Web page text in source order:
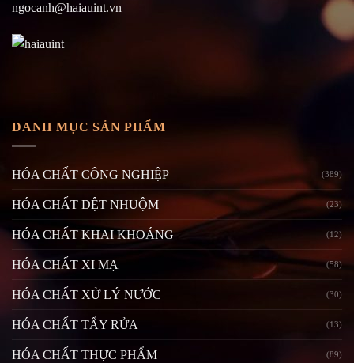
ngocanh@haiauint.vn
DANH MỤC SẢN PHẨM
HÓA CHẤT CÔNG NGHIỆP (389)
HÓA CHẤT DỆT NHUỘM (23)
HÓA CHẤT KHAI KHOÁNG (12)
HÓA CHẤT XI MẠ (58)
HÓA CHẤT XỬ LÝ NƯỚC (30)
HÓA CHẤT TẨY RỬA (13)
HÓA CHẤT THỰC PHẨM (89)